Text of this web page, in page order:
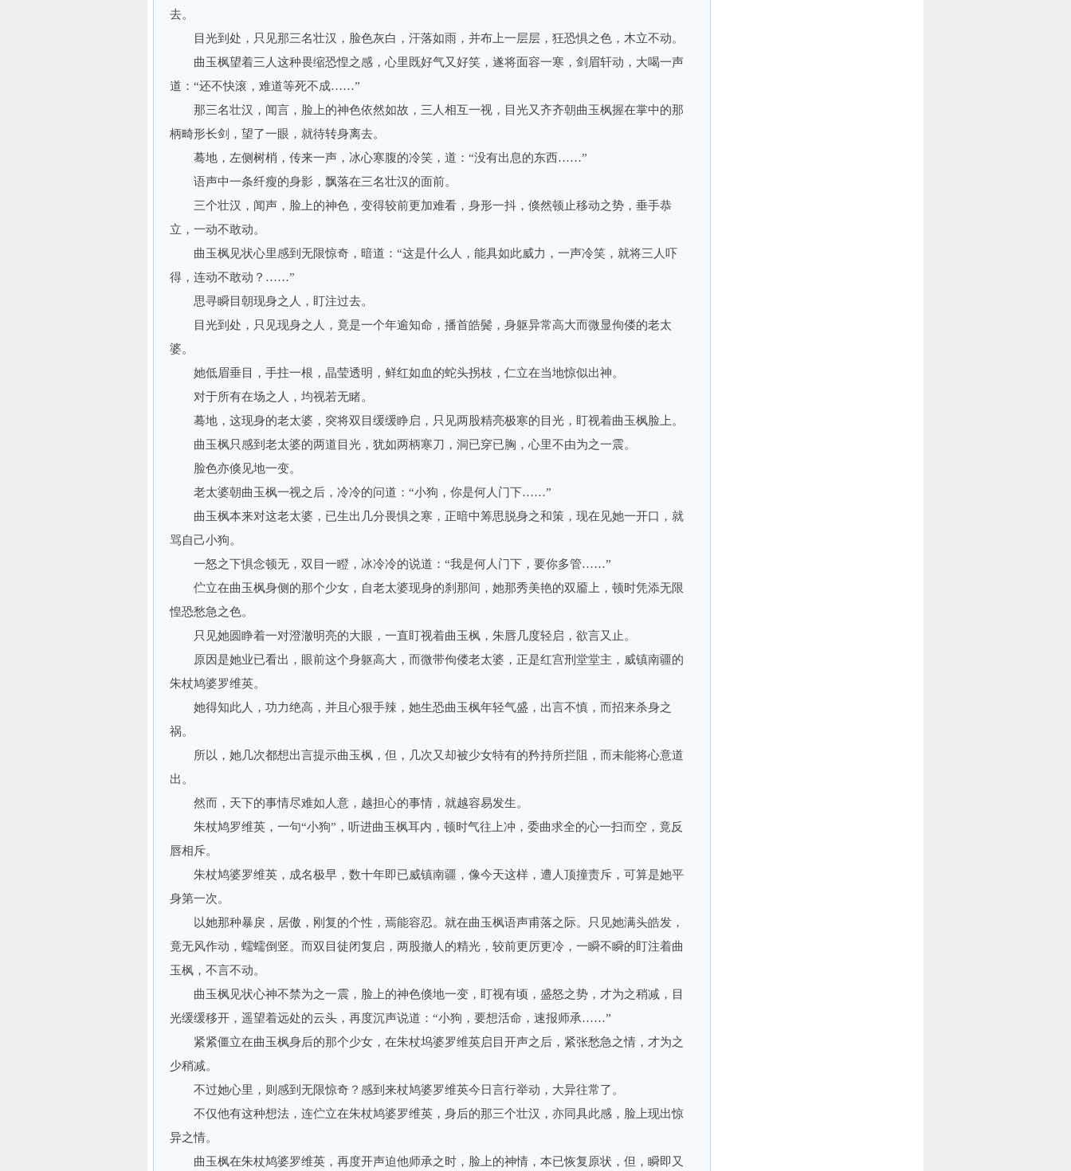
去。
目光到处，只见那三名壮汉，脸色灰白，汗落如雨，并布上一层层，狂恐惧之色，木立不动。
曲玉枫望着三人这种畏缩恐惶之感，心里既好气又好笑，遂将面容一寒，剑眉轩动，大喝一声
道：“还不快滚，难道等死不成……”
那三名壮汉，闻言，脸上的神色依然如故，三人相互一视，目光又齐齐朝曲玉枫握在掌中的那
柄畸形长剑，望了一眼，就待转身离去。
蓦地，左侧树梢，传来一声，冰心寒腹的冷笑，道：“没有出息的东西……”
语声中一条纤瘦的身影，飘落在三名壮汉的面前。
三个壮汉，闻声，脸上的神色，变得较前更加难看，身形一抖，倏然顿止移动之势，垂手恭
立，一动不敢动。
曲玉枫见状心里感到无限惊奇，暗道：“这是什么人，能具如此威力，一声冷笑，就将三人吓
得，连动不敢动？……”
思寻瞬目朝现身之人，盯注过去。
目光到处，只见现身之人，竟是一个年逾知命，播首皓鬓，身躯异常高大而微显佝偻的老太
婆。
她低眉垂目，手拄一根，晶莹透明，鲜红如血的蛇头拐枝，仁立在当地惊似出神。
对于所有在场之人，均视若无睹。
蓦地，这现身的老太婆，突将双目缓缓睁启，只见两股精亮极寒的目光，盯视着曲玉枫脸上。
曲玉枫只感到老太婆的两道目光，犹如两柄寒刀，洞已穿已胸，心里不由为之一震。
脸色亦倏见地一变。
老太婆朝曲玉枫一视之后，冷冷的问道：“小狗，你是何人门下……”
曲玉枫本来对这老太婆，已生出几分畏惧之寒，正暗中筹思脱身之和策，现在见她一开口，就
骂自己小狗。
一怒之下惧念顿无，双目一瞪，冰冷冷的说道：“我是何人门下，要你多管……”
伫立在曲玉枫身侧的那个少女，自老太婆现身的刹那间，她那秀美艳的双靥上，顿时凭添无限
惶恐愁急之色。
只见她圆睁着一对澄澈明亮的大眼，一直盯视着曲玉枫，朱唇几度轻启，欲言又止。
原因是她业已看出，眼前这个身躯高大，而微带佝偻老太婆，正是红宫刑堂堂主，威镇南疆的
朱杖鸠婆罗维英。
她得知此人，功力绝高，并且心狠手辣，她生恐曲玉枫年轻气盛，出言不慎，而招来杀身之
祸。
所以，她几次都想出言提示曲玉枫，但，几次又却被少女特有的矜持所拦阻，而未能将心意道
出。
然而，天下的事情尽难如人意，越担心的事情，就越容易发生。
朱杖鸠罗维英，一句“小狗”，听进曲玉枫耳内，顿时气往上冲，委曲求全的心一扫而空，竟反
唇相斥。
朱杖鸠婆罗维英，成名极早，数十年即已威镇南疆，像今天这样，遭人顶撞责斥，可算是她平
身第一次。
以她那种暴戾，居傲，刚复的个性，焉能容忍。就在曲玉枫语声甫落之际。只见她满头皓发，
竟无风作动，蠕蠕倒竖。而双目徒闭复启，两股撤人的精光，较前更厉更冷，一瞬不瞬的盯注着曲
玉枫，不言不动。
曲玉枫见状心神不禁为之一震，脸上的神色倏地一变，盯视有顷，盛怒之势，才为之稍减，目
光缓缓移开，遥望着远处的云头，再度沉声说道：“小狗，要想活命，速报师承……”
紧紧僵立在曲玉枫身后的那个少女，在朱杖坞婆罗维英启目开声之后，紧张愁急之情，才为之
少稍减。
不过她心里，则感到无限惊奇？感到来杖鸠婆罗维英今日言行举动，大异往常了。
不仅他有这种想法，连伫立在朱杖鸠婆罗维英，身后的那三个壮汉，亦同具此感，脸上现出惊
异之情。
曲玉枫在朱杖鸠婆罗维英，再度开声迫他师承之时，脸上的神情，本已恢复原状，但，瞬即又